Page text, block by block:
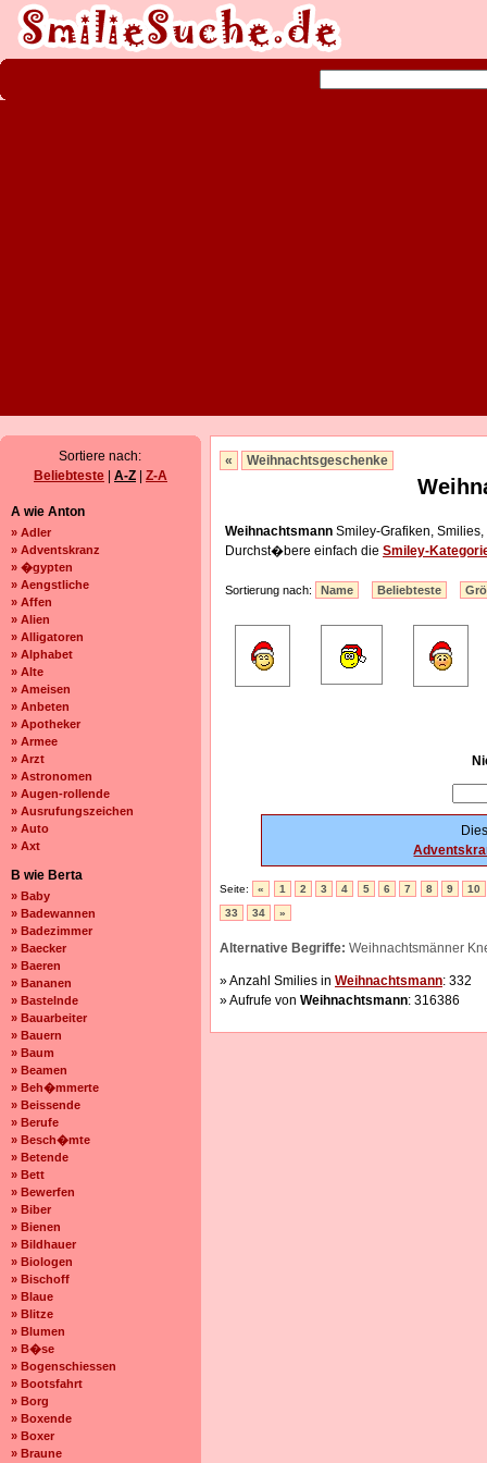
Sortiere nach:
Beliebteste
A-Z Z-A
A wie Anton
» Adler
» Adventskranz
» �gypten
» Aengstliche
» Affen
» Alien
» Alligatoren
» Alphabet
» Alte
» Ameisen
» Anbeten
» Apotheker
» Armee
» Arzt
» Astronomen
» Augen-rollende
» Ausrufungszeichen
» Auto
» Axt
B wie Berta
» Baby
» Badewannen
» Badezimmer
» Baecker
» Baeren
» Bananen
» Bastelnde
» Bauarbeiter
» Bauern
» Baum
» Beamen
» Beh�mmerte
» Beissende
» Berufe
» Besch�mte
» Betende
» Bett
» Bewerfen
» Biber
» Bienen
» Bildhauer
» Biologen
» Bischoff
» Blaue
» Blitze
» Blumen
» B�se
» Bogenschiessen
» Bootsfahrt
» Borg
» Boxende
» Boxer
» Braune
« Weihnachtsgeschenke
Weihnachtsmann Smiley-Grafiken,
Durchst�bere einfach die Smiley-
Sortierung nach: Name Beliebteste
Seite: « 1 2 3 4 5 6 7 8 9
10
33
34 »
Alternative Begriffe: Weihnachtsmänner
» Anzahl Smilies in Weihnachtsmann: 332
» Aufrufe von Weihnachtsmann: 316386